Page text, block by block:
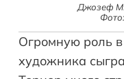
Джозеф
Огромную роль
художника